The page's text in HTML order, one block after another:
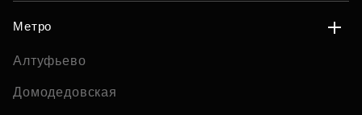
Метро
Алтуфьево
Домодедовская